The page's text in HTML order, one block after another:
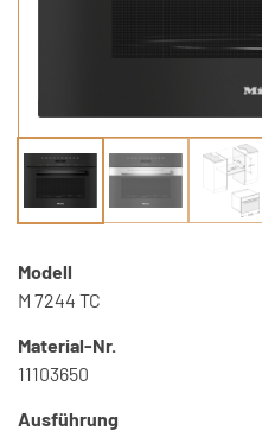
Modell
M 7244 TC
Material-Nr.
11103650
Ausführung